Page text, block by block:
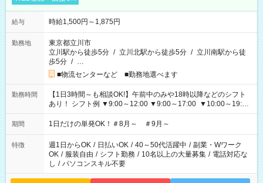
給与 時給1,500円～1,875円
勤務地
東京都立川市
立川駅から徒歩5分 / 立川北駅から徒歩5分 / 立川南駅から徒
歩5分 / …
■物流センターなど ■勤務地選べます
勤務時間
【1日3時間～も相談OK!】午前中のみや18時以降などのシフト
あり！ シフト例 ▼9:00～12:00 ▼9:00～17:00 ▼10:00～19:00
▼18:00～21:00
期間 1日だけの単発OK！＃8月～ ＃9月～
特徴 週1日からOK / 日払いOK / 40～50代活躍中 / 副業・Wワーク
OK / 服装自由 / シフト勤務 / 10名以上の大量募集 / 電話対応な
し / パソコンスキル不要